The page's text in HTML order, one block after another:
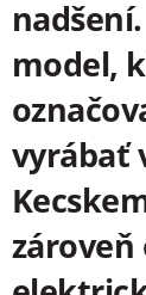
model,
vyrábať